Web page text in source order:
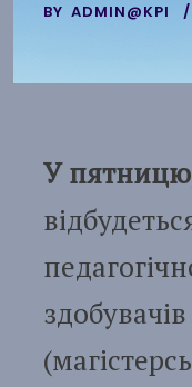
BY ADMIN@KPI
У